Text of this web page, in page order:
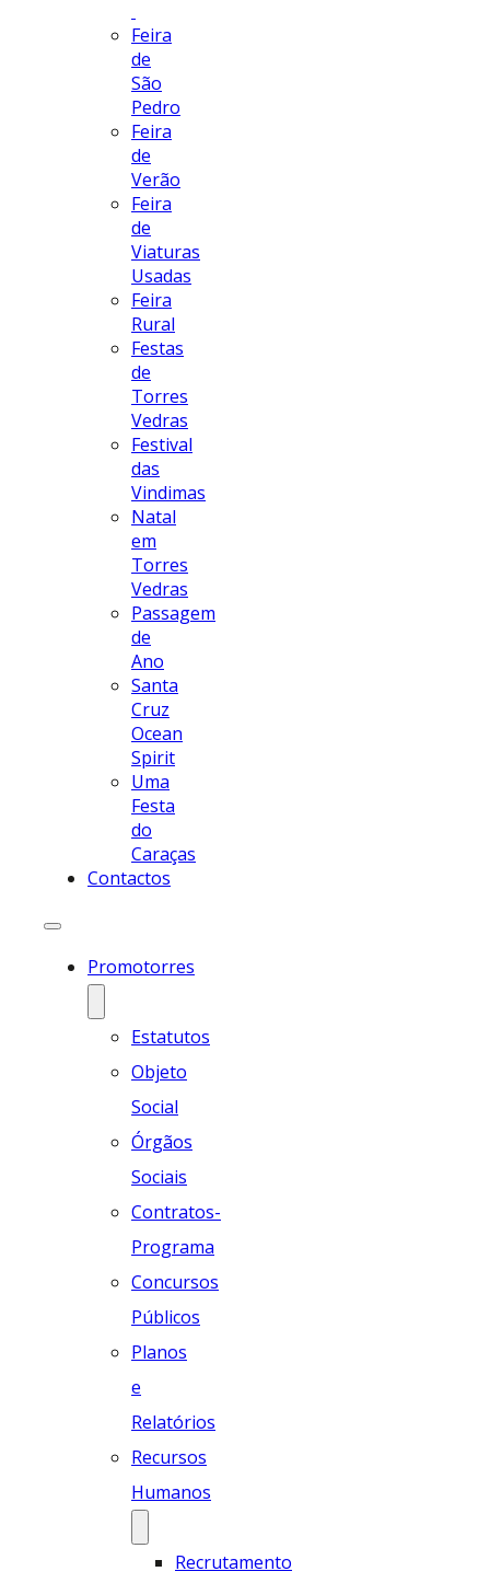
Feira
de
São
Pedro
Feira
de
Verão
Feira
de
Viaturas
Usadas
Feira
Rural
Festas
de
Torres
Vedras
Festival
das
Vindimas
Natal
em
Torres
Vedras
Passagem
de
Ano
Santa
Cruz
Ocean
Spirit
Uma
Festa
do
Caraças
Contactos
Promotorres
Estatutos
Objeto
Social
Órgãos
Sociais
Contratos-
Programa
Concursos
Públicos
Planos
e
Relatórios
Recursos
Humanos
Recrutamento